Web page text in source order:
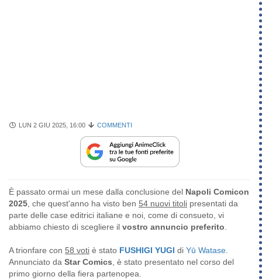
LUN 2 GIU 2025, 16:00 COMMENTI
È passato ormai un mese dalla conclusione del Napoli Comicon
2025, che quest'anno ha visto ben 54 nuovi titoli presentati da
parte delle case editrici italiane e noi, come di consueto, vi
abbiamo chiesto di scegliere il vostro annuncio preferito.
A trionfare con 58 voti è stato FUSHIGI YUGI di Yū Watase.
Annunciato da Star Comics, è stato presentato nel corso del
primo giorno della fiera partenopea.